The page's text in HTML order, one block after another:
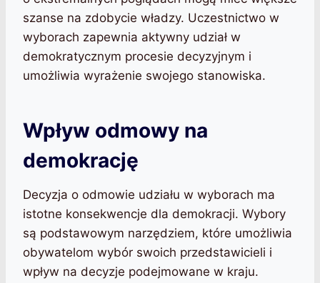
szanse na zdobycie władzy. Uczestnictwo w
wyborach zapewnia aktywny udział w
demokratycznym procesie decyzyjnym i
umożliwia wyrażenie swojego stanowiska.
Wpływ odmowy na
demokrację
Decyzja o odmowie udziału w wyborach ma
istotne konsekwencje dla demokracji. Wybory
są podstawowym narzędziem, które umożliwia
obywatelom wybór swoich przedstawicieli i
wpływ na decyzje podejmowane w kraju.